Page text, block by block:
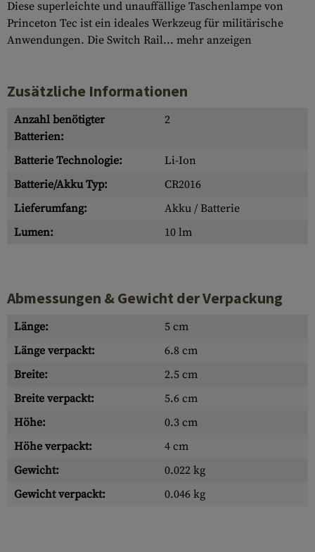
Diese superleichte und unauffällige Taschenlampe von
Princeton Tec ist ein ideales Werkzeug für militärische
Anwendungen. Die Switch Rail... mehr anzeigen
Zusätzliche Informationen
Anzahl benötigter
Batterien:
2
Batterie Technologie:
Li-Ion
Batterie/Akku Typ:
CR2016
Lieferumfang:
Akku / Batterie
Lumen:
10 lm
Abmessungen & Gewicht der Verpackung
Länge:
5 cm
Länge verpackt:
6.8 cm
Breite:
2.5 cm
Breite verpackt:
5.6 cm
Höhe:
0.3 cm
Höhe verpackt:
4 cm
Gewicht:
0.022 kg
Gewicht verpackt:
0.046 kg